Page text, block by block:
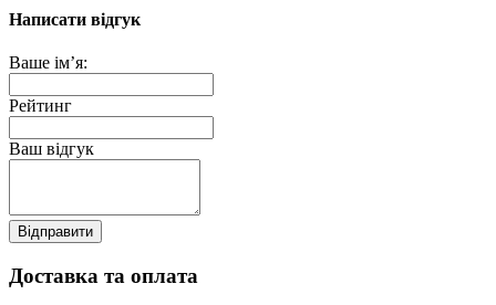
Написати відгук
Ваше ім’я:
Рейтинг
Ваш відгук
Відправити
Доставка та оплата